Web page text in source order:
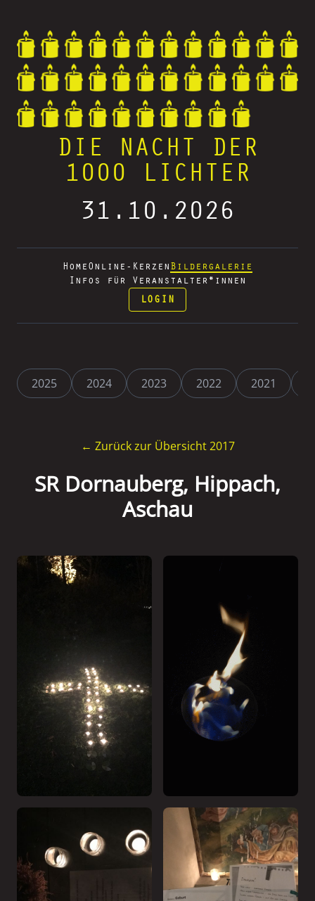
DIE NACHT DER
1000 LICHTER
31.10.2026
Home Online-Kerzen Bildergalerie
Infos für Veranstalter*innen
LOGIN
2025 2024 2023 2022 2021
← Zurück zur Übersicht 2017
SR Dornauberg, Hippach,
Aschau